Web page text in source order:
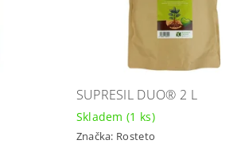
SUPRESIL DUO® 2 L
Skladem(1 ks)
Značka: Rosteto